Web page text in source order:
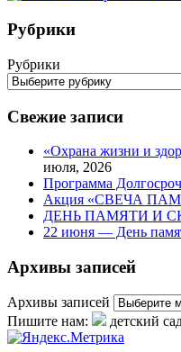
Рубрики
Рубрики
Свежие записи
«Охрана жизни и
июля, 2026
Программа
Акция «СВЕЧА
ДЕНЬ ПАМЯТИ И
22 июня — День
Архивы записей
Архивы записей
Пишите нам:
детский